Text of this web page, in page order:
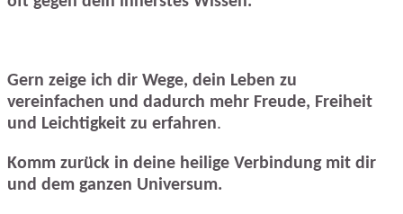
Gern zeige ich dir Wege, dein Leben zu
vereinfachen und dadurch mehr Freude, Freiheit
und Leichtigkeit zu erfahren.
Komm zurück in deine heilige Verbindung mit dir
und dem ganzen Universum.